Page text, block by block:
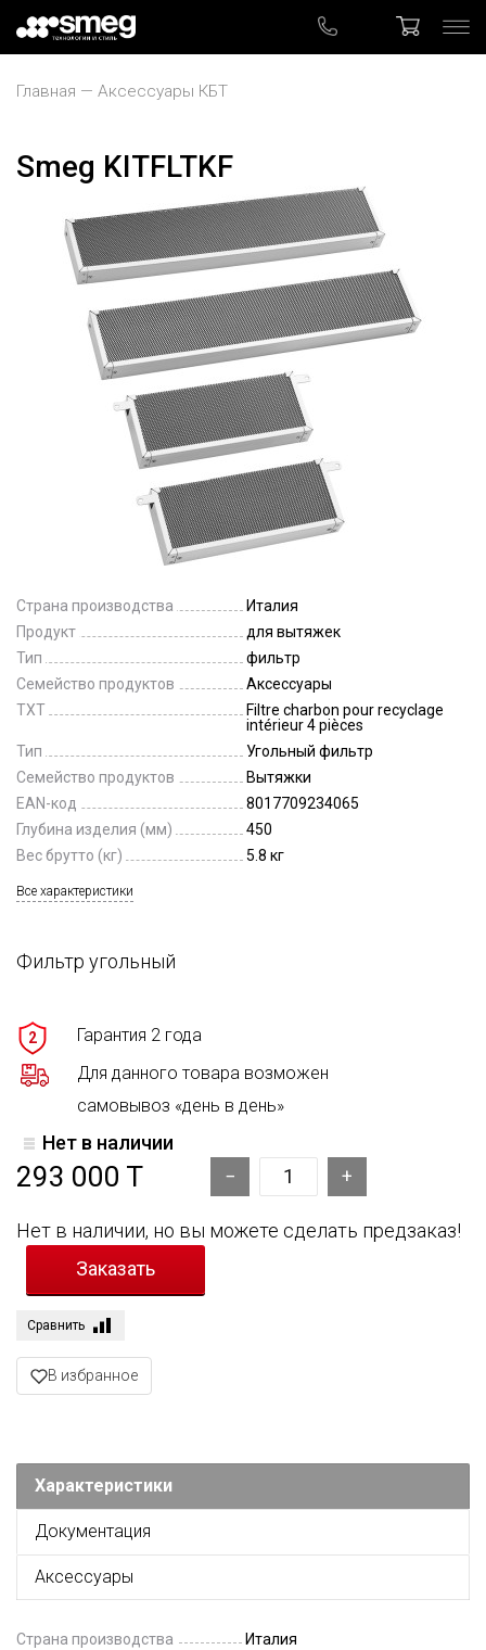
Главная Аксессуары КБТ
Smeg KITFLTKF
Страна производства
Италия
Продукт
для вытяжек
Тип
фильтр
Семейство продуктов
Аксессуары
TXT
Filtre charbon pour recyclage
intérieur 4 pièces
Тип
Угольный фильтр
Семейство продуктов
Вытяжки
EAN-код
8017709234065
Глубина изделия (мм)
450
Вес брутто (кг)
5.8 кг
Все характеристики
Фильтр угольный
2
Гарантия 2 года
Для данного товара возможен
самовывоз «день в день»
Нет в наличии
293 000 T
Нет в наличии, но вы можете сделать предзаказ!
Сравнить
В избранное
Характеристики
Документация
Аксессуары
Страна производства Италия